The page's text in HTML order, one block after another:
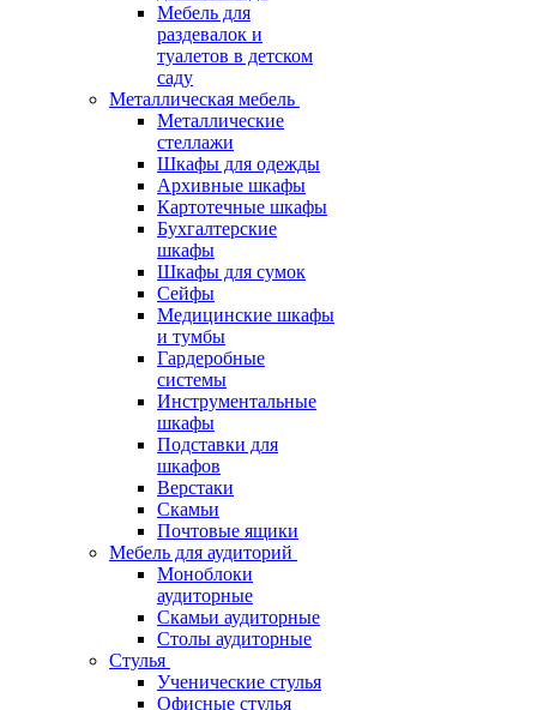
Мебель для
раздевалок и
туалетов в детском
саду
Металлическая мебель
Металлические
стеллажи
Шкафы для одежды
Архивные шкафы
Картотечные шкафы
Бухгалтерские
шкафы
Шкафы для сумок
Сейфы
Медицинские шкафы
и тумбы
Гардеробные
системы
Инструментальные
шкафы
Подставки для
шкафов
Верстаки
Скамьи
Почтовые ящики
Мебель для аудиторий
Моноблоки
аудиторные
Скамьи аудиторные
Столы аудиторные
Стулья
Ученические стулья
Офисные стулья